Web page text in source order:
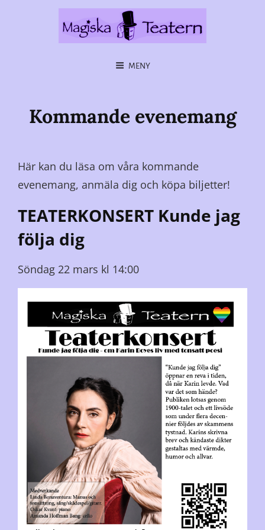
MENY
Kommande evenemang
Här kan du läsa om våra kommande
evenemang, anmäla dig och köpa biljetter!
TEATERKONSERT Kunde jag
följa dig
Söndag 22 mars kl 14:00